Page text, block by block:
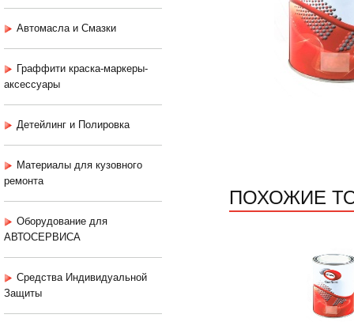
Автомасла и Смазки
Граффити краска-маркеры-
аксессуары
Детейлинг и Полировка
Материалы для кузовного
ремонта
Оборудование для
АВТОСЕРВИСА
Средства Индивидуальной
Защиты
ПОХОЖИЕ